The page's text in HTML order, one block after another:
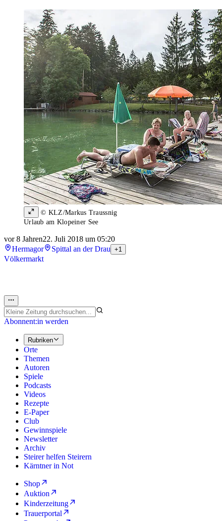
© KLZ/Markus Traussnig
Urlaub am Klopeiner See
vor 8 Jahren22. Juli 2018 um 05:20
Hermagor
Spittal an der Drau +1
Völkermarkt
Abonnent:in werden
Rubriken
Orte
Themen
Autoren
Spiele
Podcasts
Videos
Rezepte
E-Paper
Club
Gewinnspiele
Newsletter
Archiv
Steirer helfen Steirern
Kärntner in Not
Shop
Auktion
Kinderzeitung
Trauerportal